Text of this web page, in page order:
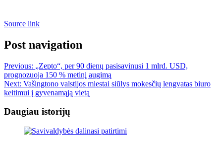
Source link
Post navigation
Previous: „Zepto“, per 90 dienų pasisavinusi 1 mlrd. USD,
prognozuoja 150 % metinį augimą
Next: Vašingtono valstijos miestai siūlys mokesčių lengvatas biuro
keitimui į gyvenamąją vietą
Daugiau istorijų